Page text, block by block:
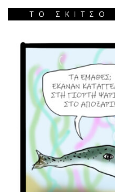
ΤΟ ΣΚΙΤΣΟ